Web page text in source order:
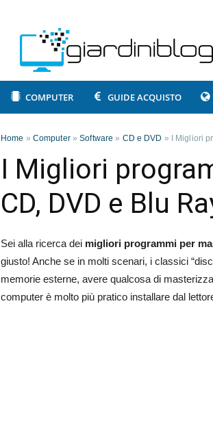
COMPUTER GUIDE ACQUISTO
Home » Computer»Software » CD e DVD » I Migliori
I Migliori
CD, DVD e Blu
Sei alla ricerca dei migliori programmi per
giusto! Anche se in molti scenari, i classici
memorie esterne, avere qualcosa di
computer è molto più pratico installare dal